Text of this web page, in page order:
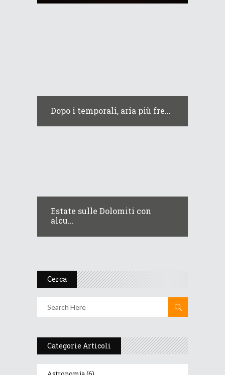
Dopo i temporali, aria più fre...
Estate sulle Dolomiti con
alcu...
Cerca
Categorie Articoli